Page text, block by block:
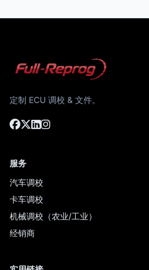
定制 ECU 调校 & 文件。
服务
汽车调校
卡车调校
机械调校（农业/工业）
经销商